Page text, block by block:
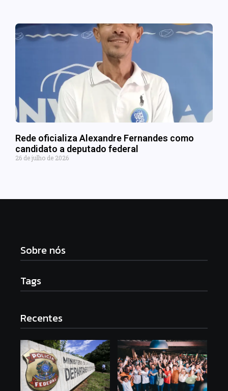
Rede oficializa Alexandre Fernandes como
candidato a deputado federal
26 de julho de 2026
Sobre nós
Tags
Recentes